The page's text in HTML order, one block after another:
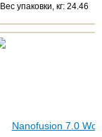
Веc упаковки, кг: 24.46